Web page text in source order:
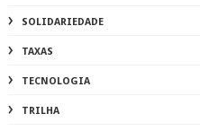
SOLIDARIEDADE
TAXAS
TECNOLOGIA
TRILHA